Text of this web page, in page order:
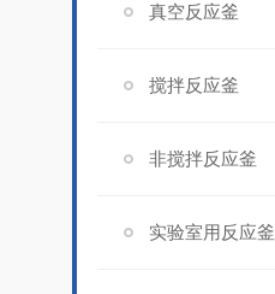
真空反应釜
搅拌反应釜
非搅拌反应釜
实验室用反应釜